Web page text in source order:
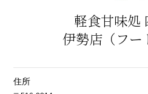
軽食甘味処
伊勢店（フー
住所